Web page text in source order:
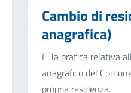
Cambio di
anagrafica)
E’ la pratica relativa
anagrafico del
propria residenza.